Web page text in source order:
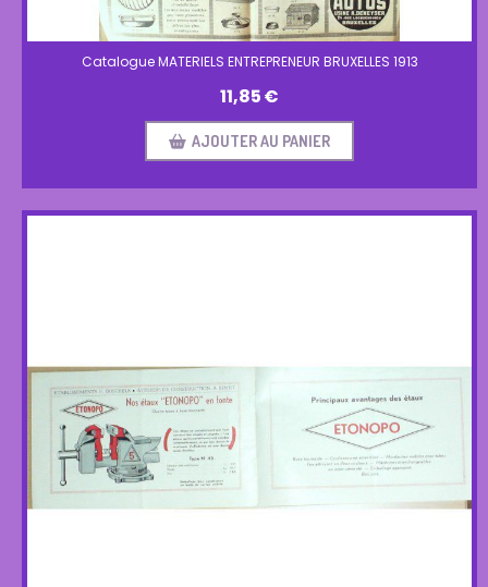
Catalogue MATERIELS ENTREPRENEUR BRUXELLES 1913
11,85€
AJOUTER AU PANIER